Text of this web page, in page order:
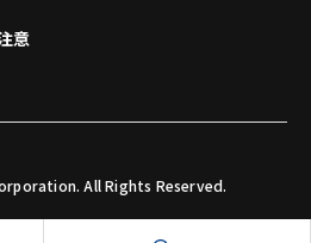
意
All Rights Reserved.